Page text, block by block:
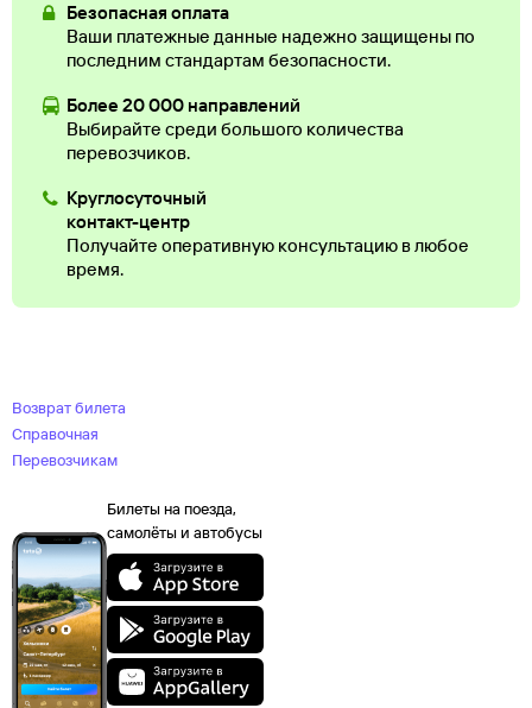
Безопасная оплата
Ваши платежные данные надежно защищены по
последним стандартам безопасности.
Более 20 000 направлений
Выбирайте среди большого количества
перевозчиков.
Круглосуточный
контакт-центр
Получайте оперативную консультацию в любое
время.
Возврат билета
Справочная
Перевозчикам
Билеты на поезда,
самолёты и автобусы